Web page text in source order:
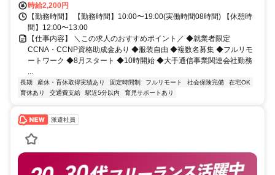
時給2,200円
【勤務時間】 【勤務時間】10:00〜19:00(実働時間08時間) 【休憩時
間】12:00〜13:00
【仕事内容】 ＼この求人のおすすめポイント／ ◆就業者限定
CCNA・CCNP資格助成金あり ◆服装自由 ◆複数名募集 ◆フルリモ
ートワーク ◆8月スタート ◆10時開始 ◆大手通信事業関連会社勤務
...
長期 産休・育休取得実績あり 固定時間制 フルリモート 社会保険完備
在宅OK
育休あり
交通費支給 駅近5分以内 育児サポートあり
派遣社員